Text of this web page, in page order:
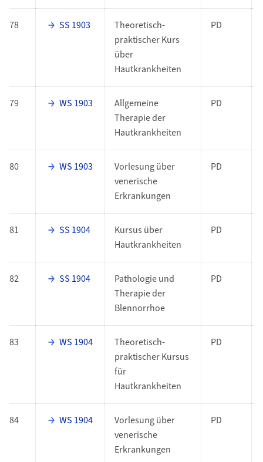
78 SS 1903
Theoretisch-
praktischer Kurs
über
Hautkrankheiten
PD
79 WS 1903
Allgemeine
Therapie der
Hautkrankheiten
PD
80 WS 1903
Vorlesung über
venerische
Erkrankungen
PD
81 SS 1904
Kursus über
Hautkrankheiten
PD
82 SS 1904
Pathologie und
Therapie der
Blennorrhoe
PD
83 WS 1904
Theoretisch-
praktischer Kursus
für
Hautkrankheiten
PD
84 WS 1904
Vorlesung über
venerische
Erkrankungen
PD